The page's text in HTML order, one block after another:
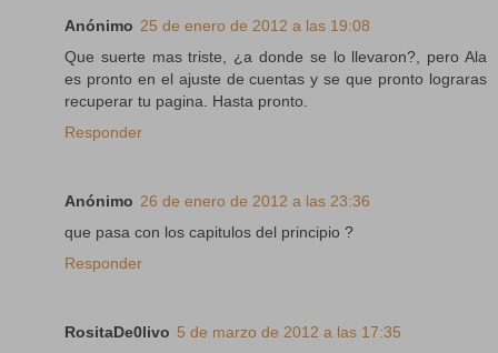
Anónimo 25 de enero de 2012 a las 19:08
Que suerte mas triste, ¿a donde se lo llevaron?, pero Ala
es pronto en el ajuste de cuentas y se que pronto lograras
recuperar tu pagina. Hasta pronto.
Responder
Anónimo 26 de enero de 2012 a las 23:36
que pasa con los capitulos del principio ?
Responder
RositaDe0livo 5 de marzo de 2012 a las 17:35